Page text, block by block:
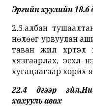
Эрүүгийн хуулийн
2.3.албан
нөлөөг урвуулан
таван жил хүртэл
хязгаарлах, эсхүл
хугацаагаар хорих
22.4 дүгээр
хахууль авах